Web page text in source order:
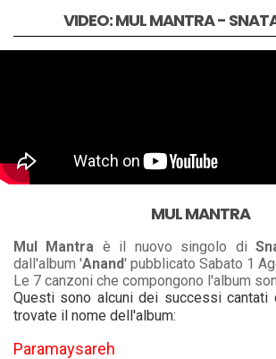
VIDEO: MUL MANTRA -
MUL MANTRA
Mul Mantra è il nuovo singolo di
dall'album 'Anand' pubblicato Sabato 1
Le 7 canzoni che compongono l'album
Questi sono alcuni dei successi cantati
trovate il nome dell'album:
Paramaysareh